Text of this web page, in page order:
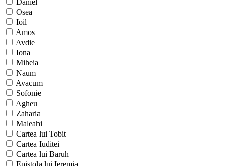
Osea
Ioil
Amos
Avdie
Iona
Miheia
Naum
Avacum
Sofonie
Agheu
Zaharia
Maleahi
Cartea lui Tobit
Cartea Iuditei
Cartea lui Baruh
Epistola lui Ieremia